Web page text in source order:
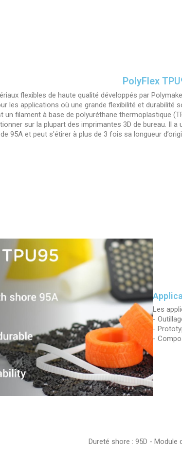
PolyFlex
flexibles de haute qualité développés par
les applications où une grande flexibilité et durabilité
un filament à base de polyuréthane thermoplastique
sur la plupart des imprimantes 3D de bureau. Il a
95A et peut s'étirer à plus de 3 fois sa longueur
Les
-
-
-
Dureté shore : 95D - Module